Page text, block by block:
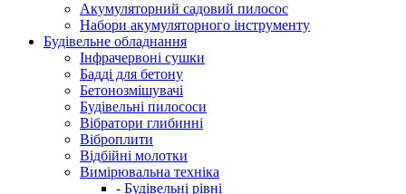
Акумуляторний садовий пилосос
Набори акумуляторного інструменту
Будівельне обладнання
Інфрачервоні сушки
Бадді для бетону
Бетонозмішувачі
Будівельні пилососи
Вібратори глибинні
Віброплити
Відбійні молотки
Вимірювальна техніка
- Будівельні рівні